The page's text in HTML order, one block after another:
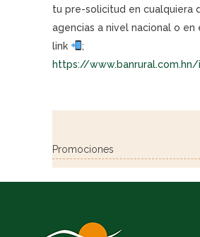
tu pre-solicitud en cualquiera
agencias a nivel nacional o en
link
;
https://
Promociones